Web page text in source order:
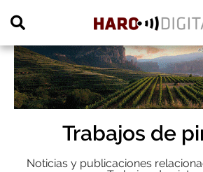
Trabajos de
Noticias y publicaciones